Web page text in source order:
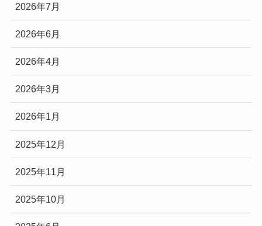
2026年7月
2026年6月
2026年4月
2026年3月
2026年1月
2025年12月
2025年11月
2025年10月